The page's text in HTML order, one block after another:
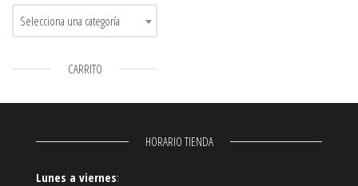
Selecciona una categoría
CARRITO
HORARIO TIENDA
Lunes a viernes: